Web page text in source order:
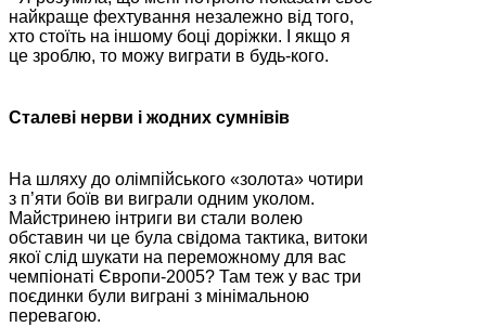
найкраще фехтування незалежно від того,
хто стоїть на іншому боці доріжки. І якщо я
це зроблю, то можу виграти в будь-кого.
Сталеві нерви і жодних сумнівів
На шляху до олімпійського «золота» чотири
з п’яти боїв ви виграли одним уколом.
Майстринею інтриги ви стали волею
обставин чи це була свідома тактика, витоки
якої слід шукати на переможному для вас
чемпіонаті Європи-2005? Там теж у вас три
поєдинки були виграні з мінімальною
перевагою.